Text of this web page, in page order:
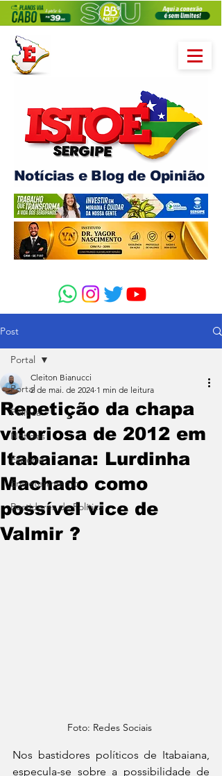
Notícias e Blog de Opinião
Post
Portal
Política
Notícias
Esporte
Entretenimento
Bastidores da Política
Portal
Repetição da chapa
vitoriosa de 2012 em
Itabaiana: Lurdinha
Machado como
possível vice de
Valmir ?
Cleiton Bianucci
2 de mai. de 2024 1 min de leitura
Foto: Redes Sociais
Nos bastidores políticos de Itabaiana,
especula-se sobre a possibilidade de